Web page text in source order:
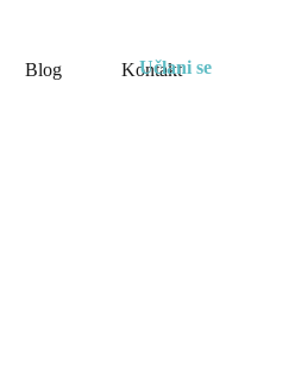
Blog Kontakt
Učlani se